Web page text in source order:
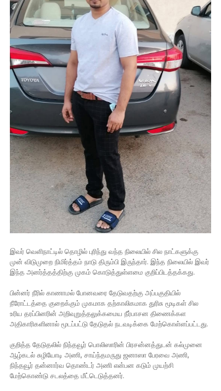
இவர் வெளிநாட்டில் தொழில் புரிந்து வந்த நிலையில் சில நாட்களுக்கு
முன் விடுமுறை நிமிர்த்தம் நாடு திரும்பி இருந்தார். இந்த நிலையில் இவர்
இந்த அனர்த்தத்திற்கு முகம் கொடுத்துள்ளமை குறிப்பிடத்தக்கது.
பின்னர் நீரில் காணாமல் போனவரை தேடுவதற்கு அப்பகுதியில்
நீரோட்டத்தை குறைக்கும் முகமாக தற்காலிகமாக துரிசு மூடிகள் சில
உரிய தரப்பினரின் அறிவுறுத்தலுக்கமைய நீர்பாசன திணைக்கள
அதிகாரிகளினால் மூடப்பட்டு தேடுதல் நடவடிக்கை மேற்கொள்ளப்பட்டது.
குறித்த தேடுதலில் நிந்தவூர் பொலிஸாரின் பிரசன்னத்துடன் கல்முனை
ஆழ்கடல் சுழியோடி அணி, சாய்ந்தமருது ஜனாஸா பேரவை அணி,
நிந்தவூர் தன்னார்வ தொண்டர் அணி என்பன கடும் முயற்சி
மேற்கொண்டு சடலத்தை மீட்டெடுத்தனர்.